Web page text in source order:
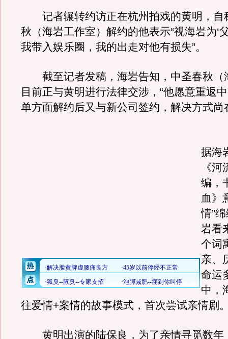
记者辗转约访正在杭州拍戏的黄明，自
秋（海岩工作室）解约的他表示“视海岩为‘
我带入娱乐圈，我的出走对他有损失”。
截至记者发稿，海岩告知，中圣春秋（
目前正与黄明进行法律交涉，“他愿意重返
单方面解约后又与新公司签约，解决方式尚
据海
《
编，
血》
情”
岩看
个词
亲、
命运
中，
往爱情+案情的故事模式，首次尝试亲情剧
黄明出演的陆保良，为了亲情寻觅数年